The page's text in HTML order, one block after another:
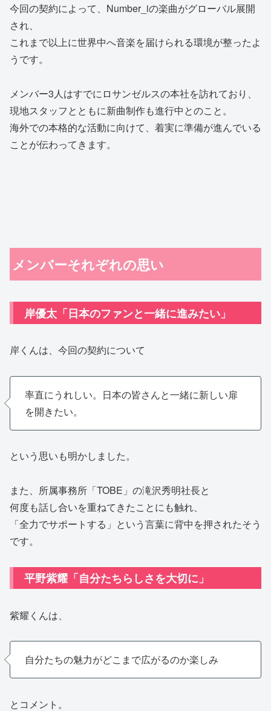
今回の契約によって、Number_iの楽曲がグローバル展開
され、
これまで以上に世界中へ音楽を届けられる環境が整ったよ
うです。
メンバー3人はすでにロサンゼルスの本社を訪れており、
現地スタッフとともに新曲制作も進行中とのこと。
海外での本格的な活動に向けて、着実に準備が進んでいる
ことが伝わってきます。
メンバーそれぞれの思い
岸優太「日本のファンと一緒に進みたい」
岸くんは、今回の契約について
率直にうれしい。日本の皆さんと一緒に新しい扉
を開きたい。
という思いも明かしました。
また、所属事務所「TOBE」の滝沢秀明社長と
何度も話し合いを重ねてきたことにも触れ、
「全力でサポートする」という言葉に背中を押されたそう
です。
平野紫耀「自分たちらしさを大切に」
紫耀くんは、
自分たちの魅力がどこまで広がるのか楽しみ
とコメント。